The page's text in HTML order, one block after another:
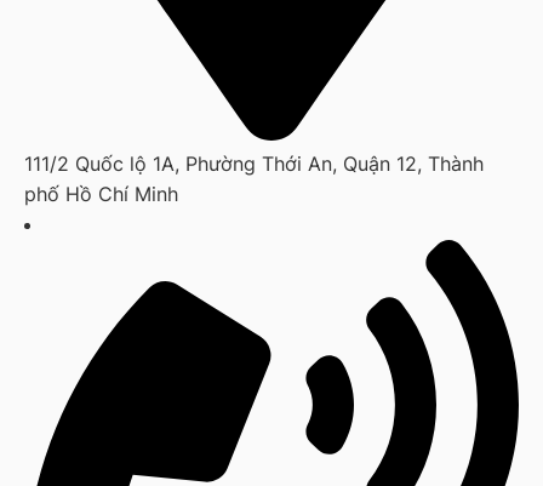
111/2 Quốc lộ 1A, Phường Thới An, Quận 12, Thành
phố Hồ Chí Minh